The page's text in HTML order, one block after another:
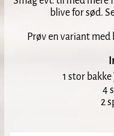
blive for sød.
Prøv en variant
1 stor bakke
4
2